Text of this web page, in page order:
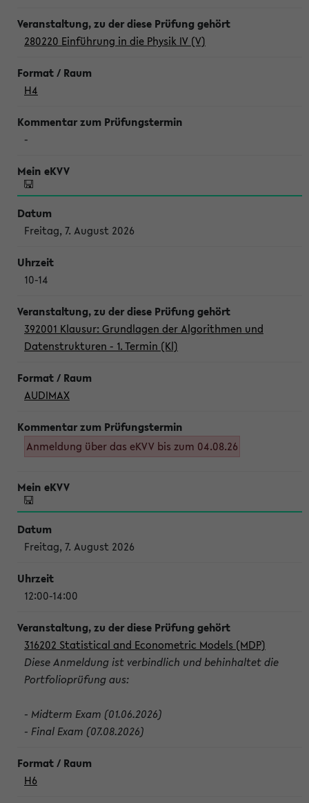
280220 Einführung in die Physik IV (V)
H4
-
Freitag, 7. August 2026
10-14
392001 Klausur: Grundlagen der Algorithmen und
Datenstrukturen - 1. Termin (Kl)
AUDIMAX
Anmeldung über das eKVV bis zum 04.08.26
Freitag, 7. August 2026
12:00-14:00
316202 Statistical and Econometric Models (MDP)
Diese Anmeldung ist verbindlich und behinhaltet die
Portfolioprüfung aus:
- Midterm Exam (01.06.2026)
- Final Exam (07.08.2026)
H6